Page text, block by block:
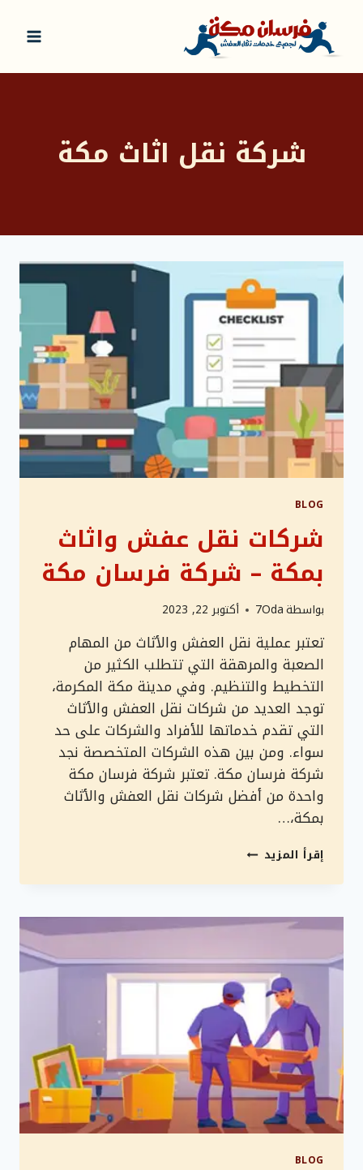
المحتوى
شركة نقل اثاث مكة
BLOG
شركات نقل عفش واثاث
بمكة – شركة فرسان مكة
بواسطة7Oda أكتوبر 22, 2023
تعتبر عملية نقل العفش والأثاث من المهام
الصعبة والمرهقة التي تتطلب الكثير من
التخطيط والتنظيم. وفي مدينة مكة المكرمة،
توجد العديد من شركات نقل العفش والأثاث
التي تقدم خدماتها للأفراد والشركات على حد
سواء. ومن بين هذه الشركات المتخصصة نجد
شركة فرسان مكة. تعتبر شركة فرسان مكة
واحدة من أفضل شركات نقل العفش والأثاث
بمكة،…
إقرأ المزيد شركات
عفش
بمكة
فرسان
مكة
BLOG